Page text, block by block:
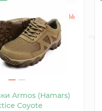
Armos (Hamars)
Coyote